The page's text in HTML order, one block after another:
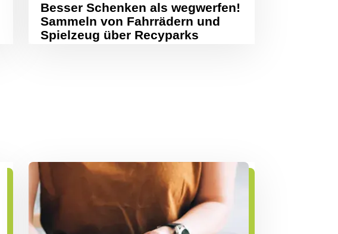
Besser Schenken als wegwerfen!
Sammeln von Fahrrädern und
Spielzeug über Recyparks